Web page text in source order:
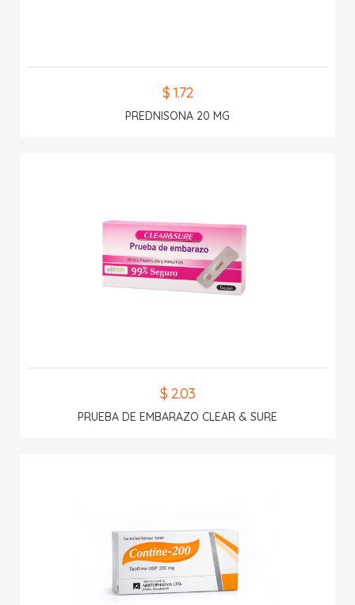
$ 1.72
PREDNISONA 20 MG
$ 2.03
PRUEBA DE EMBARAZO CLEAR & SURE